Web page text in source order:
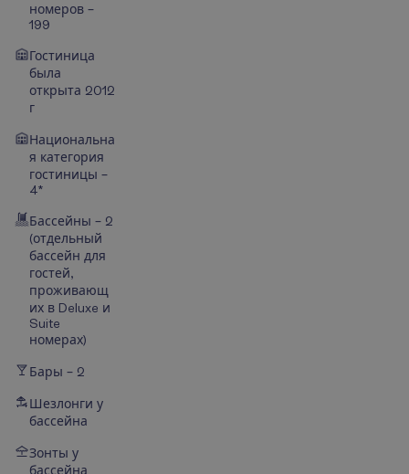
номеров –
199
Гостиница
была
открыта 2012
г
Национальна
я категория
гостиницы –
4*
Бассейны – 2
(отдельный
бассейн для
гостей,
проживающ
их в Deluxe и
Suite
номерах)
Бары – 2
Шезлонги у
бассейна
Зонты у
бассейна